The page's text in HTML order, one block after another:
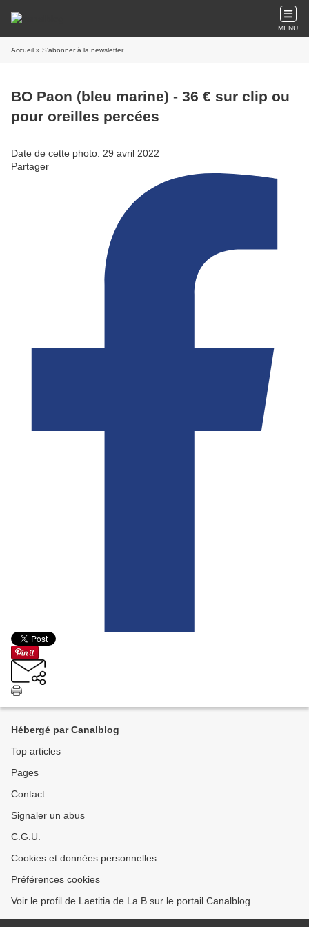
MENU
Accueil » S'abonner à la newsletter
BO Paon (bleu marine) - 36 € sur clip ou
pour oreilles percées
Date de cette photo: 29 avril 2022
Partager
Hébergé par Canalblog
Top articles
Pages
Contact
Signaler un abus
C.G.U.
Cookies et données personnelles
Préférences cookies
Voir le profil de Laetitia de La B sur le portail Canalblog